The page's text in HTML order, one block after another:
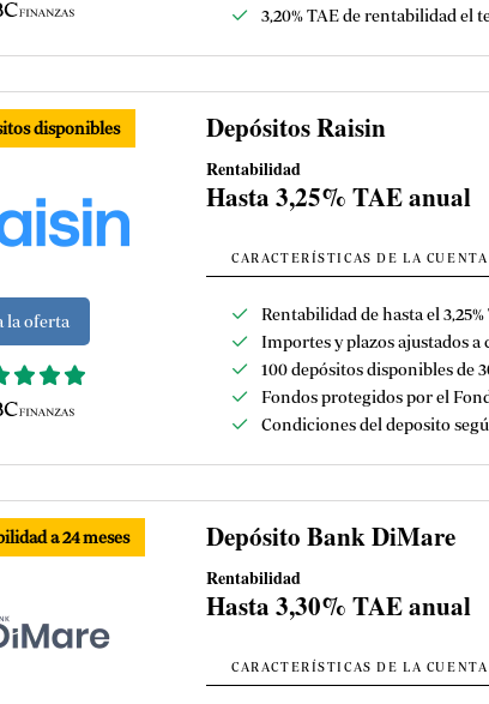
3,20% TAE de rentabilidad el
disponibles
la oferta
Depósitos Raisin
Rentabilidad
Hasta 3,25% TAE anual
CARACTERÍSTICAS DE LA CUENTA
Rentabilidad de hasta el 3,25%
Importes y plazos ajustados a
100 depósitos disponibles de
Fondos protegidos por el
Condiciones del deposito
a 24 meses Depósito Bank DiMare
Rentabilidad
Hasta 3,30% TAE anual
CARACTERÍSTICAS DE LA CUENTA